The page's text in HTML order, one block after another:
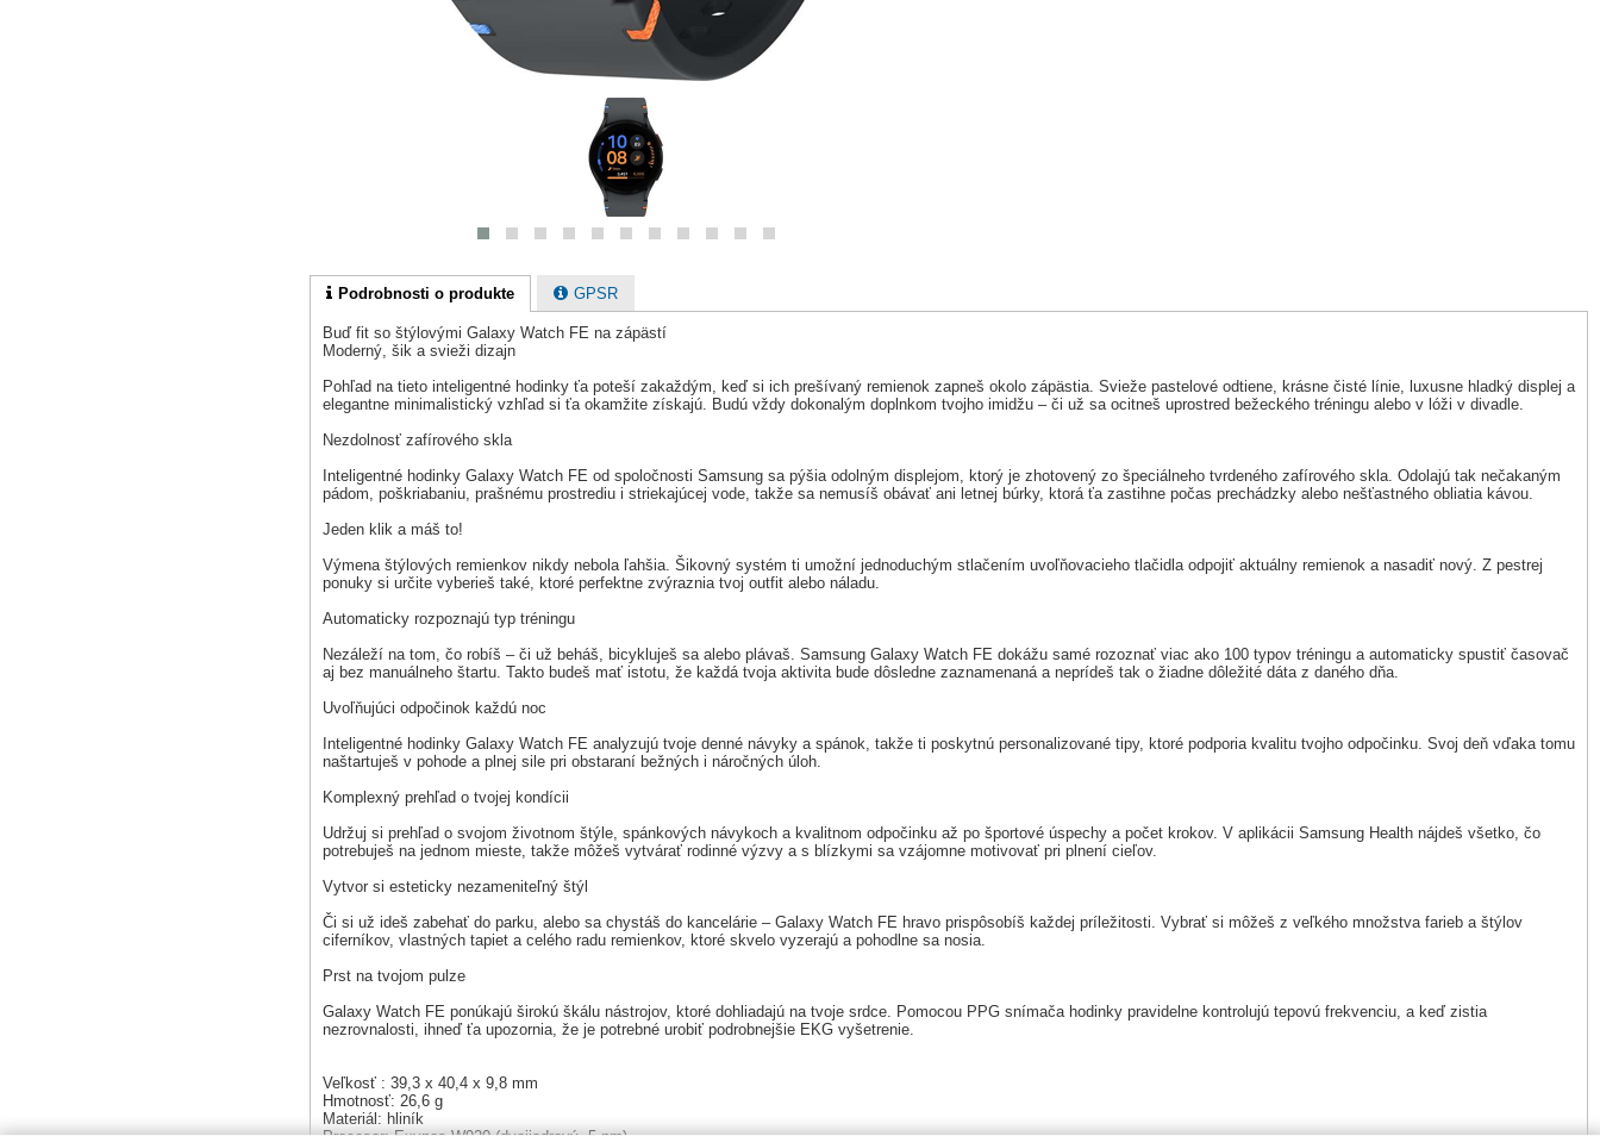
Podrobnosti o produkte GPSR
Buď fit so štýlovými Galaxy Watch FE na zápästí
Moderný, šik a svieži dizajn
Pohľad na tieto inteligentné hodinky ťa poteší zakaždým, keď si ich prešívaný remienok zapneš okolo zápästia. Svieže pastelové odtiene, krásne čisté línie, luxusne hladký displej a
elegantne minimalistický vzhľad si ťa okamžite získajú. Budú vždy dokonalým doplnkom tvojho imidžu – či už sa ocitneš uprostred bežeckého tréningu alebo v lóži v divadle.
Nezdolnosť zafírového skla
Inteligentné hodinky Galaxy Watch FE od spoločnosti Samsung sa pýšia odolným displejom, ktorý je zhotovený zo špeciálneho tvrdeného zafírového skla. Odolajú tak nečakaným
pádom, poškriabaniu, prašnému prostrediu i striekajúcej vode, takže sa nemusíš obávať ani letnej búrky, ktorá ťa zastihne počas prechádzky alebo nešťastného obliatia kávou.
Jeden klik a máš to!
Výmena štýlových remienkov nikdy nebola ľahšia. Šikovný systém ti umožní jednoduchým stlačením uvoľňovacieho tlačidla odpojiť aktuálny remienok a nasadiť nový. Z pestrej
ponuky si určite vyberieš také, ktoré perfektne zvýraznia tvoj outfit alebo náladu.
Automaticky rozpoznajú typ tréningu
Nezáleží na tom, čo robíš – či už beháš, bicykluješ sa alebo plávaš. Samsung Galaxy Watch FE dokážu samé rozoznať viac ako 100 typov tréningu a automaticky spustiť časovač
aj bez manuálneho štartu. Takto budeš mať istotu, že každá tvoja aktivita bude dôsledne zaznamenaná a neprídeš tak o žiadne dôležité dáta z daného dňa.
Uvoľňujúci odpočinok každú noc
Inteligentné hodinky Galaxy Watch FE analyzujú tvoje denné návyky a spánok, takže ti poskytnú personalizované tipy, ktoré podporia kvalitu tvojho odpočinku. Svoj deň vďaka tomu
naštartuješ v pohode a plnej sile pri obstaraní bežných i náročných úloh.
Komplexný prehľad o tvojej kondícii
Udržuj si prehľad o svojom životnom štýle, spánkových návykoch a kvalitnom odpočinku až po športové úspechy a počet krokov. V aplikácii Samsung Health nájdeš všetko, čo
potrebuješ na jednom mieste, takže môžeš vytvárať rodinné výzvy a s blízkymi sa vzájomne motivovať pri plnení cieľov.
Vytvor si esteticky nezameniteľný štýl
Či si už ideš zabehať do parku, alebo sa chystáš do kancelárie – Galaxy Watch FE hravo prispôsobíš každej príležitosti. Vybrať si môžeš z veľkého množstva farieb a štýlov
ciferníkov, vlastných tapiet a celého radu remienkov, ktoré skvelo vyzerajú a pohodlne sa nosia.
Prst na tvojom pulze
Galaxy Watch FE ponúkajú širokú škálu nástrojov, ktoré dohliadajú na tvoje srdce. Pomocou PPG snímača hodinky pravidelne kontrolujú tepovú frekvenciu, a keď zistia
nezrovnalosti, ihneď ťa upozornia, že je potrebné urobiť podrobnejšie EKG vyšetrenie.
Veľkosť : 39,3 x 40,4 x 9,8 mm
Hmotnosť: 26,6 g
Materiál: hliník